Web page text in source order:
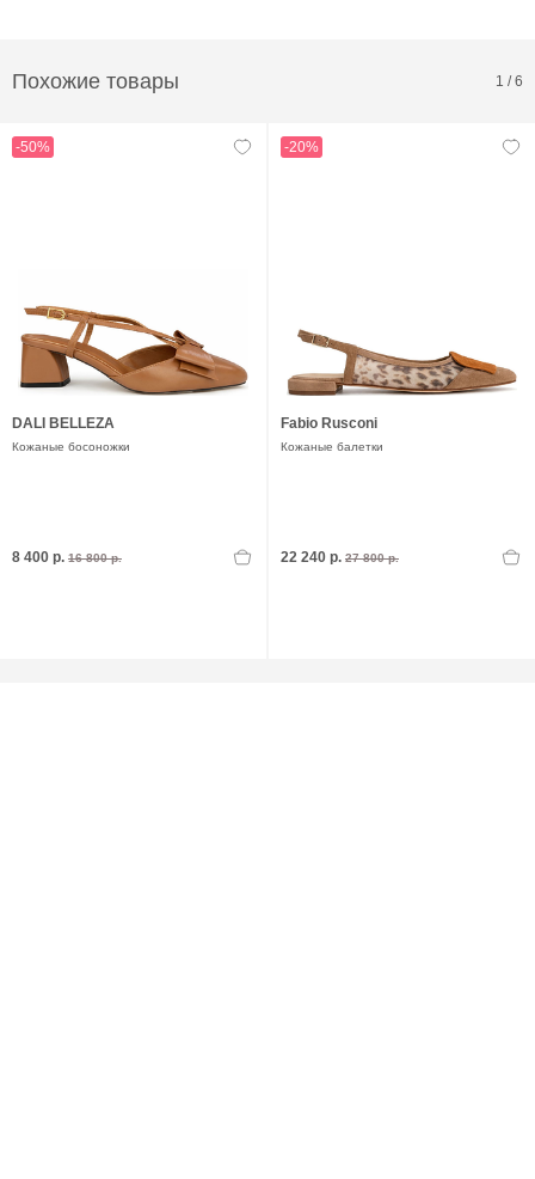
Похожие товары 1 /6
-50%
DALI BELLEZA
Кожаные босоножки
8 400 р. 16 800 р.
-20%
Fabio Rusconi
Кожаные балетки
22 240 р. 27 800 р.